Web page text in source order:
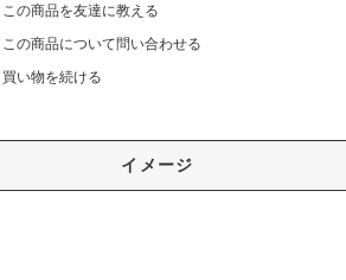
この商品を友達に教える
この商品について問い合わせる
買い物を続ける
イメージ